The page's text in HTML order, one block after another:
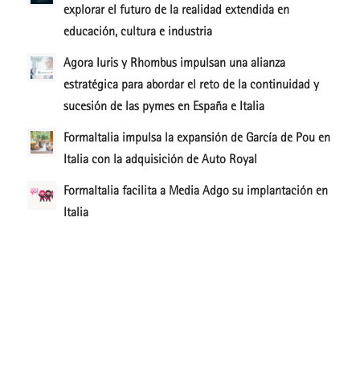
explorar el futuro de la realidad extendida en
educación, cultura e industria
Agora Iuris y Rhombus impulsan una alianza
estratégica para abordar el reto de la continuidad y
sucesión de las pymes en España e Italia
FormaItalia impulsa la expansión de García de Pou en
Italia con la adquisición de Auto Royal
FormaItalia facilita a Media Adgo su implantación en
Italia